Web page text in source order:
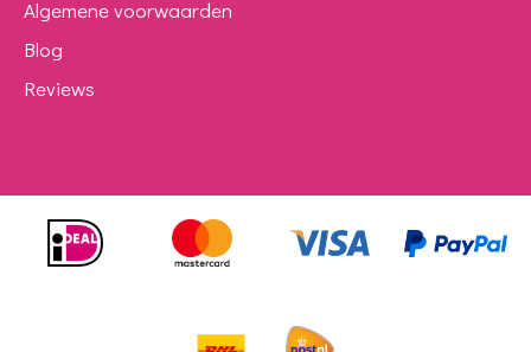
Algemene voorwaarden
Blog
Reviews